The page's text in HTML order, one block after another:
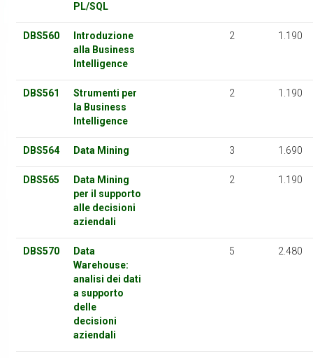
PL/SQL
DBS560
Introduzione
alla Business
Intelligence
2 1.190
DBS561
Strumenti per
la Business
Intelligence
2 1.190
DBS564 Data Mining 3 1.690
DBS565
Data Mining
per il supporto
alle decisioni
aziendali
2 1.190
DBS570
Data
Warehouse:
analisi dei dati
a supporto
delle
decisioni
aziendali
5 2.480